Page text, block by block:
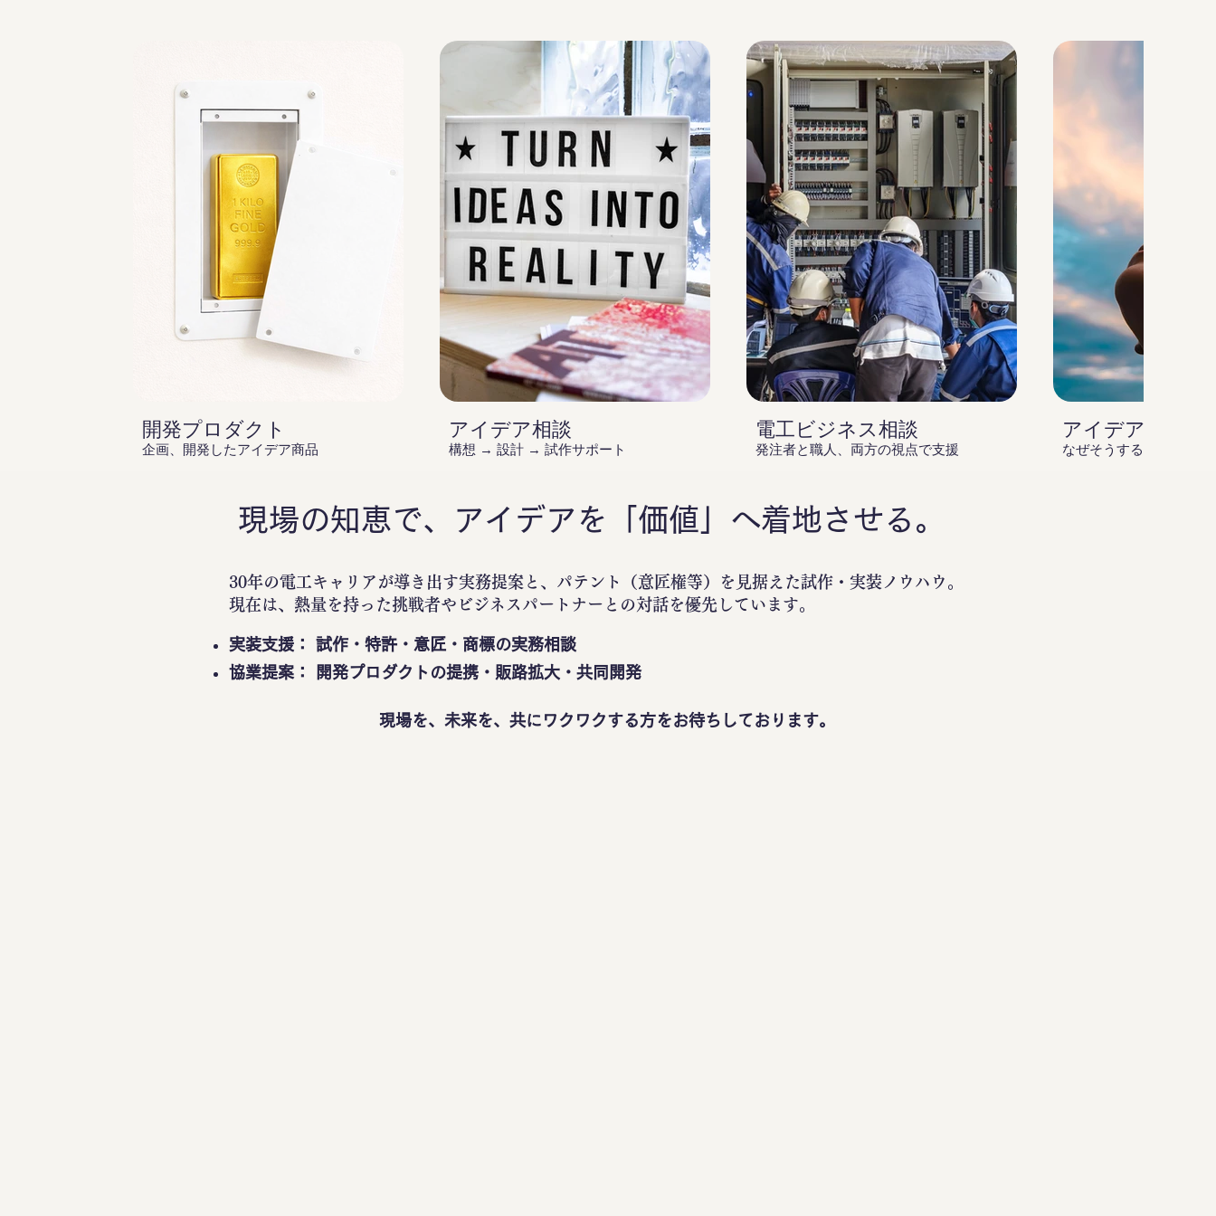
開発プロダクト
企画、開発したアイデア商品
アイデア相談
構想 → 設計 → 試作サポート
電工ビジネス相談
発注者と職人、両方の視点で支援
アイデア庵の思
なぜそうするのか？を伝
現場の知恵で、アイデアを「価値」へ着地させる。
30年の電工キャリアが導き出す実務提案と、パテント（意匠権等）を見据えた試作・実装ノウハウ。
現在は、熱量を持った挑戦者やビジネスパートナーとの対話を優先しています。
実装支援： 試作・特許・意匠・商標の実務相談
協業提案： 開発プロダクトの提携・販路拡大・共同開発
現場を、未来を、共にワクワクする方をお待ちしております。